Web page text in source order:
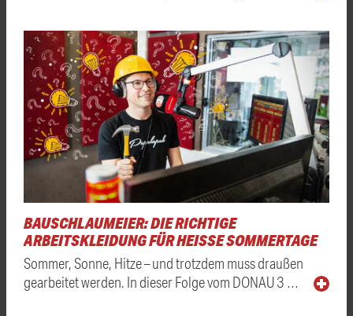
BAUSCHLAUMEIER: DIE RICHTIGE
ARBEITSKLEIDUNG FÜR HEISSE SOMMERTAGE
Sommer, Sonne, Hitze – und trotzdem muss draußen
gearbeitet werden. In dieser Folge vom DONAU 3 …